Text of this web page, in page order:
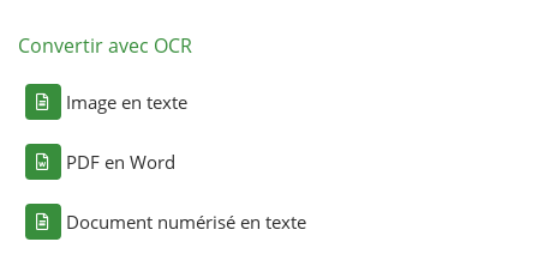
Convertir avec OCR
Image en texte
PDF en Word
Document numérisé en texte